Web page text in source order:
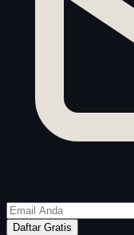
Daftar Gratis